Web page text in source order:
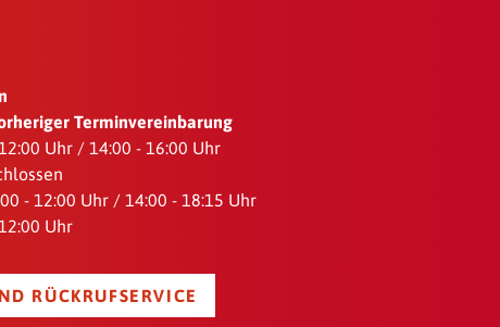
Terminvereinbarung
Uhr / 14:00 - 16:00 Uhr
- 12:00 Uhr / 14:00 - 18:15 Uhr
Uhr
RÜCKRUFSERVICE